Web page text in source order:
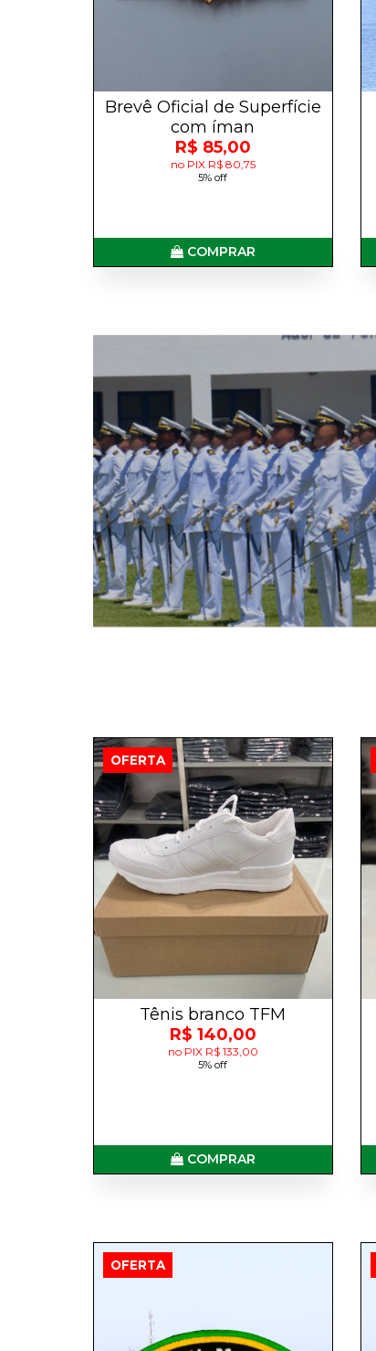
Brevê Oficial de Superfície
com íman
R$ 85,00
no PIX R$ 80,75
5% off
COMPRAR
OFERTA
Tênis branco TFM
R$ 140,00
no PIX R$ 133,00
5% off
COMPRAR
OFERTA